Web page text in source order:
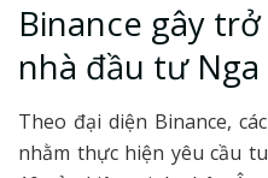
Binance gây
nhà đầu tư Nga
Theo đại diện Binance,
nhằm thực hiện yêu cầu